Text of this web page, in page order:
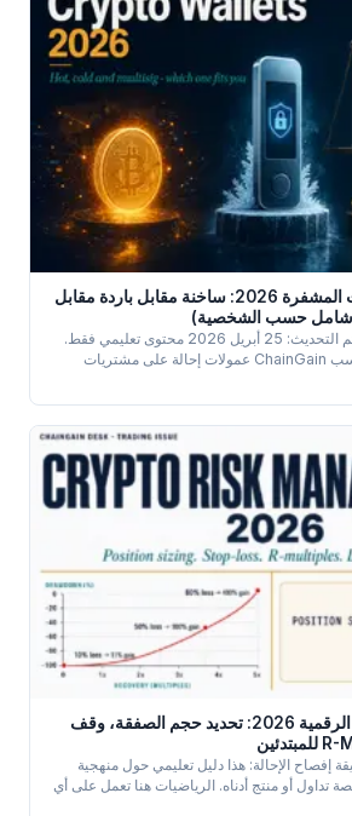
أفضل محافظ العملات المشفرة 2026: ساخنة مقابل باردة مقابل
شامل حسب الشخصية)
متوسط 17 دقيقة قراءة تم التحديث: 25 أبريل 2026 محتوى تعليمي فقط.
ليس نصيحة مالية. قد تكسب ChainGain عمولات إحالة على مشتريات
إدارة مخاطر العملات الرقمية 2026: تحديد حجم الصفقة، وقف
15 دقيقة إفصاح الإحالة: هذا دليل تعليمي حول منهجية
تداول أو منتج أدناه. الرياضيات هنا تعمل على أي